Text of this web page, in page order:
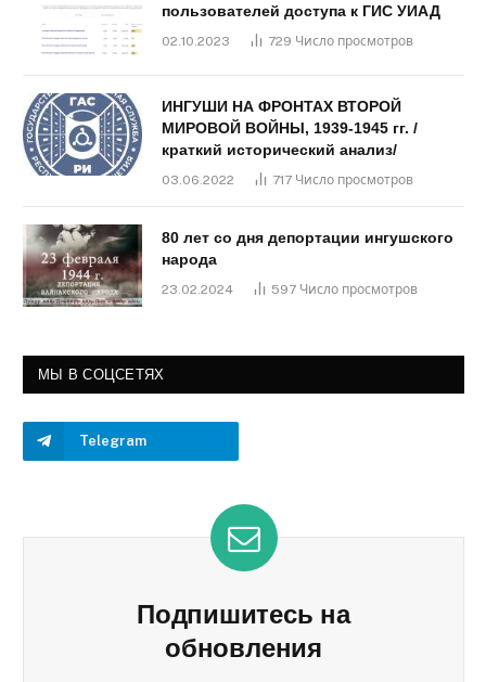
пользователей доступа к ГИС УИАД
02.10.2023 729 Число просмотров
ИНГУШИ НА ФРОНТАХ ВТОРОЙ
МИРОВОЙ ВОЙНЫ, 1939-1945 гг. /
краткий исторический анализ/
03.06.2022 717 Число просмотров
80 лет со дня депортации ингушского
народа
23.02.2024 597 Число просмотров
МЫ В СОЦСЕТЯХ
Telegram
Подпишитесь на
обновления